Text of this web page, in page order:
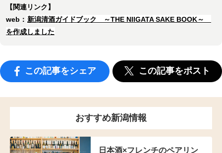
【関連リンク】
web： 新潟清酒ガイドブック ～THE NIIGATA SAKE BOOK～
を作成しました
この記事をシェア この記事をポスト
おすすめ新潟情報
日本酒×フレンチのペアリン